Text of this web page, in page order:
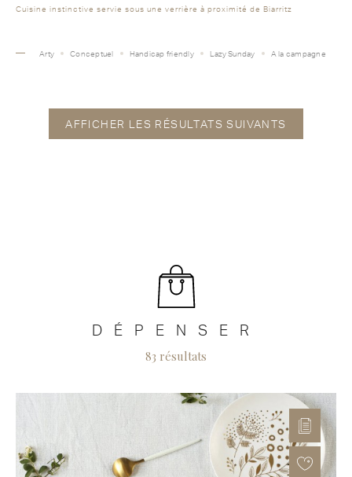
Cuisine instinctive servie sous une verrière à proximité de Biarritz
Arty Conceptuel Handicap friendly Lazy Sunday A la campagne
AFFICHER LES RÉSULTATS SUIVANTS
DÉPENSER
83 résultats